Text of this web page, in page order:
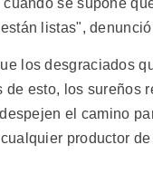
se supone
listas", denunció
los desgraciados
de esto, los sureños
el camino
productor